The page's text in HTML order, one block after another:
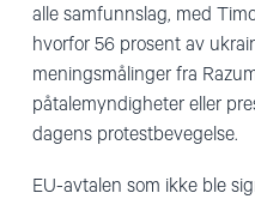
alle samfunnslag, med
hvorfor 56 prosent av
meningsmålinger fra
påtalemyndigheter eller
dagens protestbevegelse.
EU-avtalen som ikke ble